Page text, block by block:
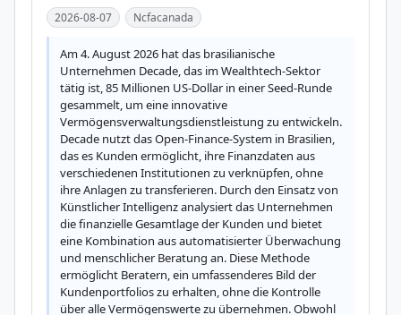
2026-08-07 Ncfacanada
Am 4. August 2026 hat das brasilianische
Unternehmen Decade, das im Wealthtech-Sektor
tätig ist, 85 Millionen US-Dollar in einer Seed-Runde
gesammelt, um eine innovative
Vermögensverwaltungsdienstleistung zu entwickeln.
Decade nutzt das Open-Finance-System in Brasilien,
das es Kunden ermöglicht, ihre Finanzdaten aus
verschiedenen Institutionen zu verknüpfen, ohne
ihre Anlagen zu transferieren. Durch den Einsatz von
Künstlicher Intelligenz analysiert das Unternehmen
die finanzielle Gesamtlage der Kunden und bietet
eine Kombination aus automatisierter Überwachung
und menschlicher Beratung an. Diese Methode
ermöglicht Beratern, ein umfassenderes Bild der
Kundenportfolios zu erhalten, ohne die Kontrolle
über alle Vermögenswerte zu übernehmen. Obwohl